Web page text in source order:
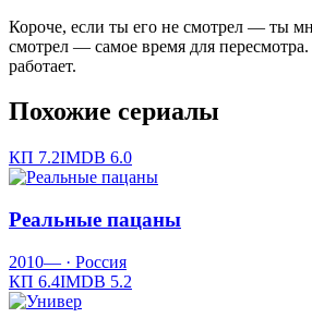
Короче, если ты его не смотрел — ты
смотрел — самое время для
работает.
Похожие сериалы
КП 7.2IMDB 6.0
Реальные пацаны
2010— · Россия
КП 6.4IMDB 5.2